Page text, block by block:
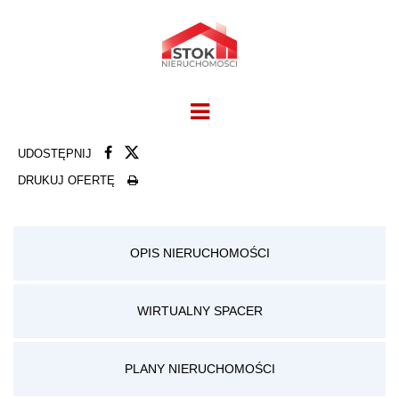
UDOSTĘPNIJ
DRUKUJ OFERTĘ
OPIS NIERUCHOMOŚCI
WIRTUALNY SPACER
PLANY NIERUCHOMOŚCI